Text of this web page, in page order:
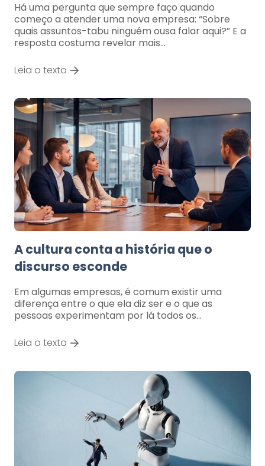
Há uma pergunta que sempre faço quando
começo a atender uma nova empresa: “Sobre
quais assuntos-tabu ninguém ousa falar aqui?” E a
resposta costuma revelar mais…
Leia o texto
A cultura conta a história que o
discurso esconde
Em algumas empresas, é comum existir uma
diferença entre o que ela diz ser e o que as
pessoas experimentam por lá todos os…
Leia o texto